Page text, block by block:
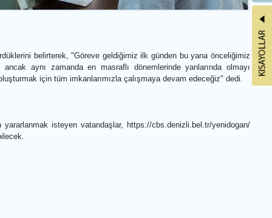
uygulama
toplam
en mutlu, ancak aynı zamanda en masraflı dönemlerinde
bir kent oluşturmak için tüm imkanlarımızla çalışmaya